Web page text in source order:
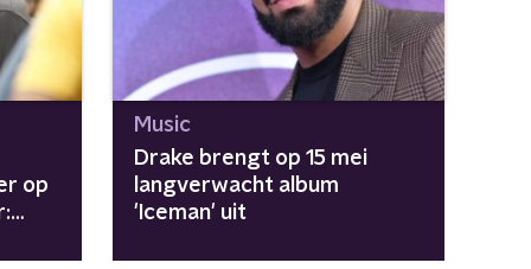
op
Music
Drake brengt op 15 mei
langverwacht album
'Iceman' uit